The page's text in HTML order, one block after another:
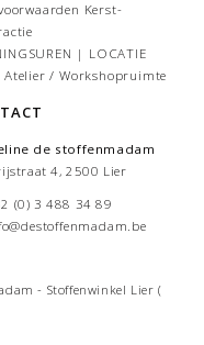
Kerst-
| LOCATIE
Atelier / Workshopruimte
de stoffenmadam
4, 2500 Lier
(0) 3 488 34 89
- Stoffenwinkel Lier (